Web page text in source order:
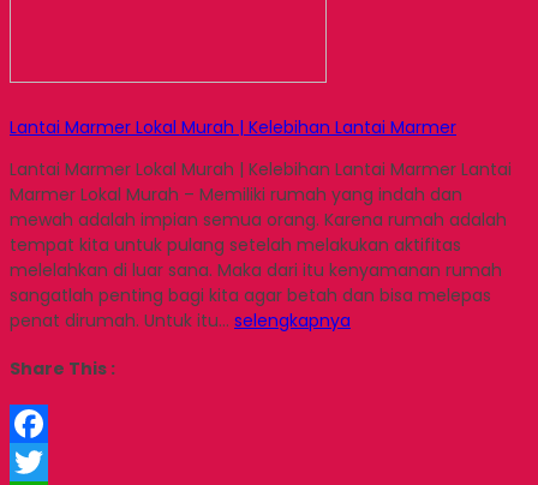
Lantai Marmer Lokal Murah | Kelebihan Lantai Marmer
Lantai Marmer Lokal Murah | Kelebihan Lantai Marmer Lantai
Marmer Lokal Murah – Memiliki rumah yang indah dan
mewah adalah impian semua orang. Karena rumah adalah
tempat kita untuk pulang setelah melakukan aktifitas
melelahkan di luar sana. Maka dari itu kenyamanan rumah
sangatlah penting bagi kita agar betah dan bisa melepas
penat dirumah. Untuk itu… selengkapnya
Share This :
Facebook